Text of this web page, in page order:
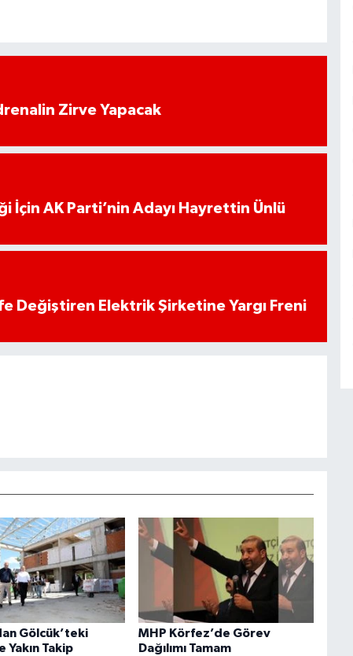
Zirve Yapacak
İçin AK Parti’nin Adayı Hayrettin Ünlü
Değiştiren Elektrik Şirketine Yargı Freni
Gölcük’teki
Yakın Takip
MHP Körfez’de Görev
Dağılımı Tamam